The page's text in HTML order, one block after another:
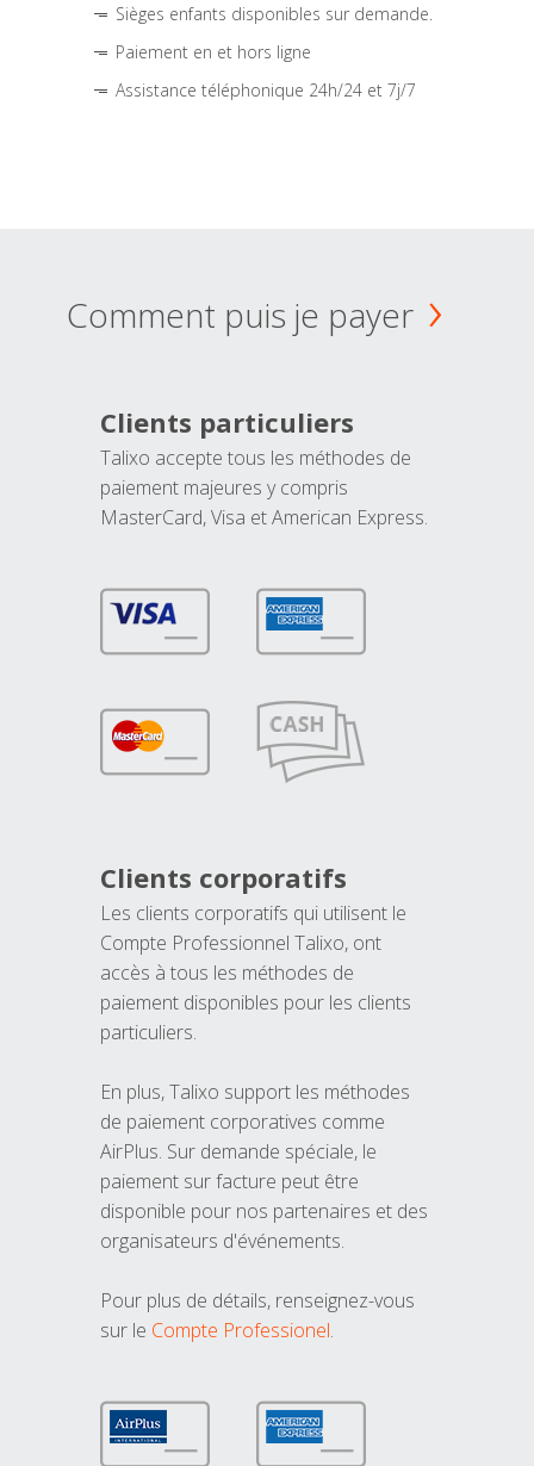
Sièges enfants disponibles sur demande.
Paiement en et hors ligne
Assistance téléphonique 24h/24 et 7j/7
Comment puis je payer
Clients particuliers
Talixo accepte tous les méthodes de
paiement majeures y compris
MasterCard, Visa et American Express.
Clients corporatifs
Les clients corporatifs qui utilisent le
Compte Professionnel Talixo, ont
accès à tous les méthodes de
paiement disponibles pour les clients
particuliers.
En plus, Talixo support les méthodes
de paiement corporatives comme
AirPlus. Sur demande spéciale, le
paiement sur facture peut être
disponible pour nos partenaires et des
organisateurs d'événements.
Pour plus de détails, renseignez-vous
sur le Compte Professionel.